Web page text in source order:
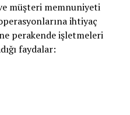
müşteri memnuniyeti
ihtiyaç
perakende işletmeleri
faydalar: